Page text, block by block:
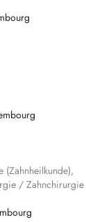
(Zahnheilkunde),
/ Zahnchirurgie